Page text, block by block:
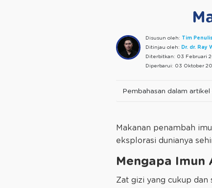
Disusun oleh: Tim Penulis
Ditinjau oleh: Dr. dr. Ray
Diterbitkan: 03 Februari
Diperbarui: 03 Oktober
Pembahasan dalam artikel
Makanan penambah
eksplorasi dunianya
Mengapa Imun
Zat gizi yang cukup